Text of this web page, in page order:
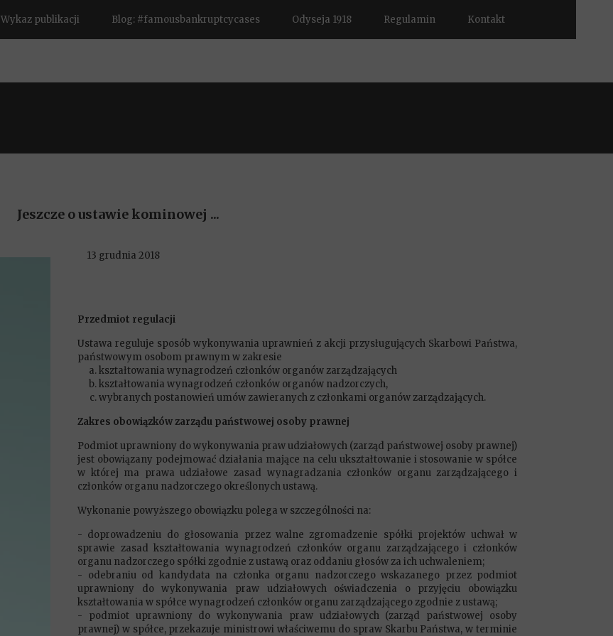
Przedmiot regulacji
Ustawa reguluje sposób wykonywania uprawnień z akcji przysługujących Skarbowi Państwa,
państwowym osobom prawnym w zakresie
kształtowania wynagrodzeń członków organów zarządzających
kształtowania wynagrodzeń członków organów nadzorczych,
wybranych postanowień umów zawieranych z członkami organów zarządzających.
Zakres obowiązków zarządu państwowej osoby prawnej
Podmiot uprawniony do wykonywania praw udziałowych (zarząd państwowej osoby prawnej)
jest obowiązany podejmować działania mające na celu ukształtowanie i stosowanie w spółce
w której ma prawa udziałowe zasad wynagradzania członków organu zarządzającego i
członków organu nadzorczego określonych ustawą.
Wykonanie powyższego obowiązku polega w szczególności na:
- doprowadzeniu do głosowania przez walne zgromadzenie spółki projektów uchwał w
sprawie zasad kształtowania wynagrodzeń członków organu zarządzającego i członków
organu nadzorczego spółki zgodnie z ustawą oraz oddaniu głosów za ich uchwaleniem;
- odebraniu od kandydata na członka organu nadzorczego wskazanego przez podmiot
uprawniony do wykonywania praw udziałowych oświadczenia o przyjęciu obowiązku
kształtowania w spółce wynagrodzeń członków organu zarządzającego zgodnie z ustawą;
- podmiot uprawniony do wykonywania praw udziałowych (zarząd państwowej osoby
prawnej) w spółce, przekazuje ministrowi właściwemu do spraw Skarbu Państwa, w terminie
Wykaz publikacji Blog: #famousbankruptcycases Odyseja 1918 Regulamin Kontakt
13 grudnia 2018
Jeszcze o ustawie kominowej ...